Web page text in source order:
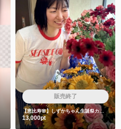
販売終了
【恵比寿🌸】しずかちゃん生誕祭カラオケ会🎤飲み放題付き
13,000pt